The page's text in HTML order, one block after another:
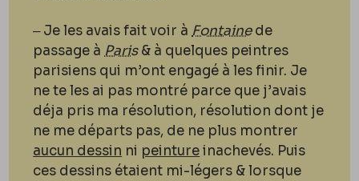
‒ Je les avais fait voir à Fontainede
passage à Paris& à quelques peintres
parisiens qui m’ont engagé à les finir. Je
ne te les ai pas montré parce que j’avais
déja pris ma résolution, résolution dont je
ne me départs pas, de ne plus montrer
aucun dessin ni peintureinachevés. Puis
ces dessins étaient mi-légers & lorsque